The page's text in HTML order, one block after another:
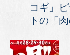
コギ」
トの「